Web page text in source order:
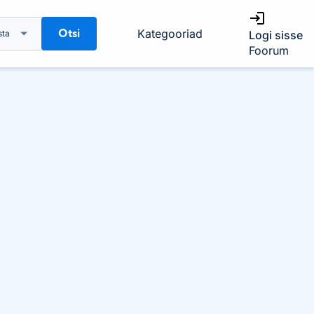
Otsi Kategooriad
Logi sisse
Foorum